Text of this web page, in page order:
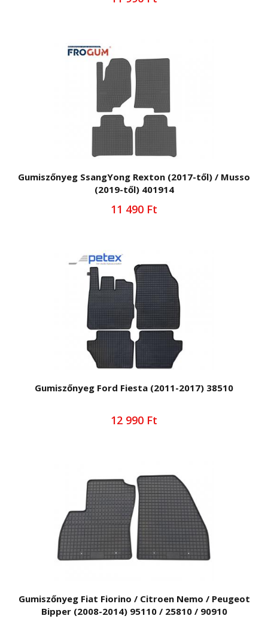
Gumiszőnyeg SsangYong Rexton (2017-től) / Musso
(2019-től) 401914
11 490 Ft
Gumiszőnyeg Ford Fiesta (2011-2017) 38510
12 990 Ft
Gumiszőnyeg Fiat Fiorino / Citroen Nemo / Peugeot
Bipper (2008-2014) 95110 / 25810 / 90910